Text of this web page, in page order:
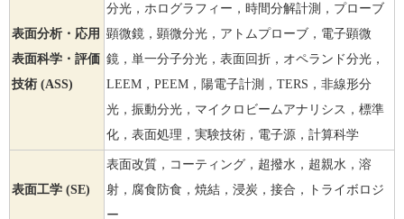
表面分析・応用
表面科学・評価
技術 (ASS)
分光，ホログラフィー，時間分解計測，プローブ
顕微鏡，顕微分光，アトムプローブ，電子顕微
鏡，単一分子分光，表面回折，オペランド分光，
LEEM，PEEM，陽電子計測，TERS，非線形分
光，振動分光，マイクロビームアナリシス，標準
化，表面処理，実験技術，電子源，計算科学
表面工学 (SE)
表面改質，コーティング，超撥水，超親水，溶
射，腐食防食，焼結，浸炭，接合，トライボロジ
ー